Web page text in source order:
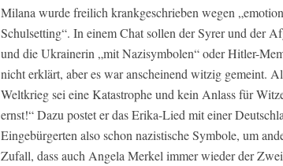
Milana wurde freilich krankgeschrieben wegen
Schulsetting“. In einem Chat sollen der Syrer und der
und die Ukrainerin „mit Nazisymbolen“ oder Hitler-
nicht erklärt, aber es war anscheinend witzig gemeint.
Weltkrieg sei eine Katastrophe und kein Anlass für
ernst!“ Dazu postet er das Erika-Lied mit einer
Eingebürgerten also schon nazistische Symbole, um
Zufall, dass auch Angela Merkel immer wieder der